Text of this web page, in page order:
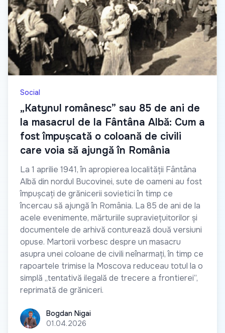
Social
„Katynul românesc” sau 85 de ani de
la masacrul de la Fântâna Albă: Cum a
fost împușcată o coloană de civili
care voia să ajungă în România
La 1 aprilie 1941, în apropierea localității Fântâna
Albă din nordul Bucovinei, sute de oameni au fost
împușcați de grănicerii sovietici în timp ce
încercau să ajungă în România. La 85 de ani de la
acele evenimente, mărturiile supraviețuitorilor și
documentele de arhivă conturează două versiuni
opuse. Martorii vorbesc despre un masacru
asupra unei coloane de civili neînarmați, în timp ce
rapoartele trimise la Moscova reduceau totul la o
simplă „tentativă ilegală de trecere a frontierei”,
reprimată de grăniceri.
Bogdan NigaiBogdan Nigai
01.04.2026